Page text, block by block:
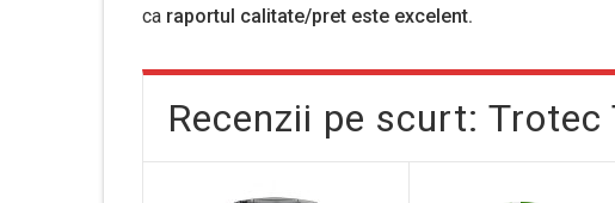
ca raportul calitate/pret este excelent.
Recenzii pe scurt: Trotec